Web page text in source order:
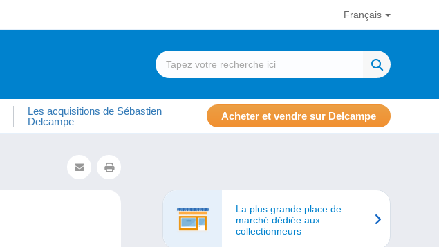
Français
Les acquisitions de Sébastien
Delcampe
Acheter et vendre sur Delcampe
La plus grande place de
marché dédiée aux
collectionneurs